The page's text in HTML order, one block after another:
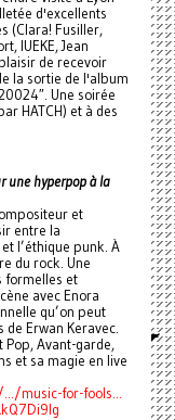
d'excellents
(Clara! Fusiller,
IUEKE, Jean
de recevoir
la sortie de l'album
Une soirée
HATCH) et à des
une hyperpop à la
et
entre la
l’éthique punk. À
du rock. Une
formelles et
avec Enora
qu’on peut
Erwan Keravec.
Pop, Avant-garde,
et sa magie en live
music-for-fools...